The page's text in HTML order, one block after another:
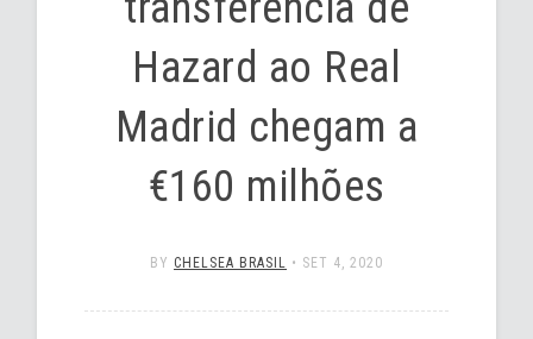
Hazard ao Real
Madrid chegam a
€160 milhões
BY CHELSEA BRASIL • SET 4, 2020